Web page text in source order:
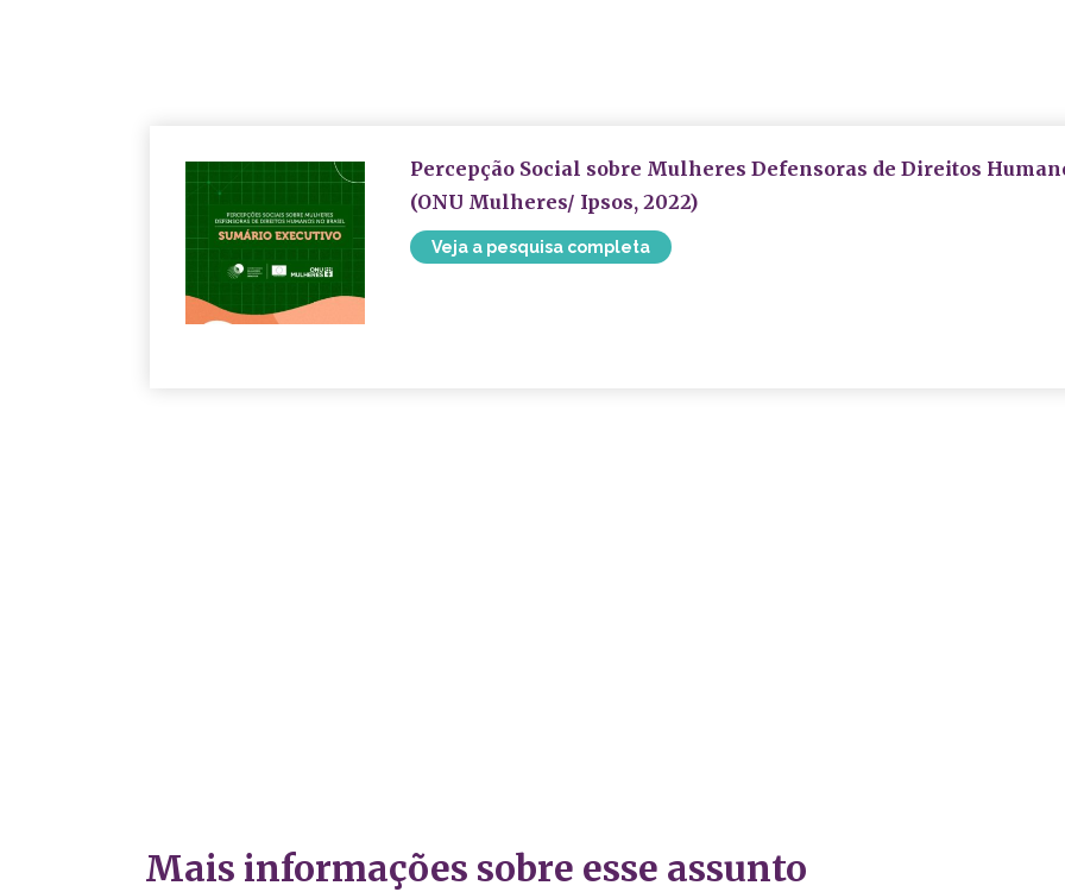
Percepção Social sobre Mulheres Defensoras de Direitos
(ONU Mulheres/ Ipsos, 2022)
Veja a pesquisa completa
Mais informações sobre esse assunto